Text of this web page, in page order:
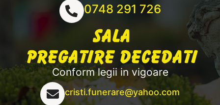
0748 291 726
Sala
pregatire decedati
Conform legii in vigoare
cristi.funerare@yahoo.com